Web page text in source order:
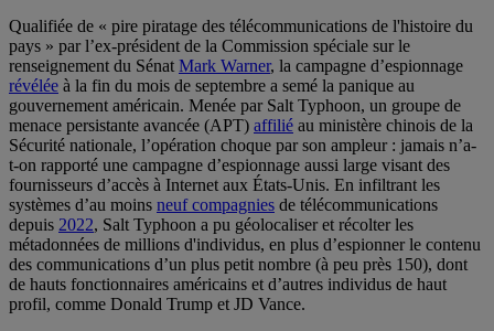
Qualifiée de « pire piratage des télécommunications de l'histoire du
pays » par l’ex-président de la Commission spéciale sur le
renseignement du Sénat Mark Warner, la campagne d’espionnage
révélée à la fin du mois de septembre a semé la panique au
gouvernement américain. Menée par Salt Typhoon, un groupe de
menace persistante avancée (APT) affilié au ministère chinois de la
Sécurité nationale, l’opération choque par son ampleur : jamais n’a-
t-on rapporté une campagne d’espionnage aussi large visant des
fournisseurs d’accès à Internet aux États-Unis. En infiltrant les
systèmes d’au moins neuf compagnies de télécommunications
depuis 2022, Salt Typhoon a pu géolocaliser et récolter les
métadonnées de millions d'individus, en plus d’espionner le contenu
des communications d’un plus petit nombre (à peu près 150), dont
de hauts fonctionnaires américains et d’autres individus de haut
profil, comme Donald Trump et JD Vance.